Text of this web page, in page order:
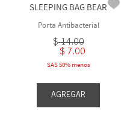
SLEEPING BAG BEAR
Porta Antibacterial
$ 14.00
$ 7.00
SAS 50% menos
AGREGAR